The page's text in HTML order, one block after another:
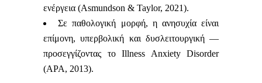
ενέργεια (Asmundson & Taylor, 2021).
Σε παθολογική μορφή, η ανησυχία είναι
επίμονη, υπερβολική και δυσλειτουργική —
προσεγγίζοντας το Illness Anxiety Disorder
(APA, 2013).